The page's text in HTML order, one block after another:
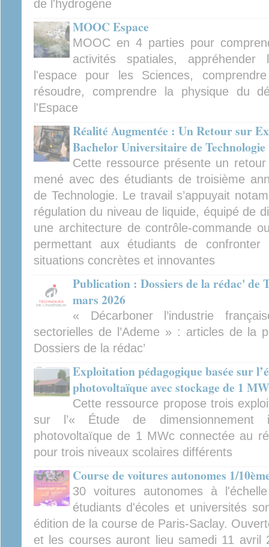
de l'hydrogène
MOOC Espace
MOOC en 4 parties pour
activités spatiales,
l'espace pour les Sciences,
résoudre, comprendre la physique du
l'Espace
Réalité Augmentée : Un Retour sur
Bachelor Universitaire de
Cette ressource présente un retour
mené avec des étudiants de troisième
de Technologie. Le travail s’appuyait
régulation du niveau de liquide, équipé de
une architecture de contrôle-commande
permettant aux étudiants de
situations concrètes et innovantes
Publication : Dossiers de la rédac' de
mars 2026
« Décarboner l’industrie
sectorielles de l’Ademe » : articles de la
Dossiers de la rédac’
Exploitation pédagogique basée sur
photovoltaïque avec stockage de 1
Cette ressource propose trois
sur l’« Étude de dimensionnement
photovoltaïque de 1 MWc connectée au
pour trois niveaux scolaires différents
Course de voitures autonomes 1/
30 voitures autonomes à
étudiants d'écoles et universités
édition de la course de Paris-Saclay.
et les courses auront lieu samedi 11 avril